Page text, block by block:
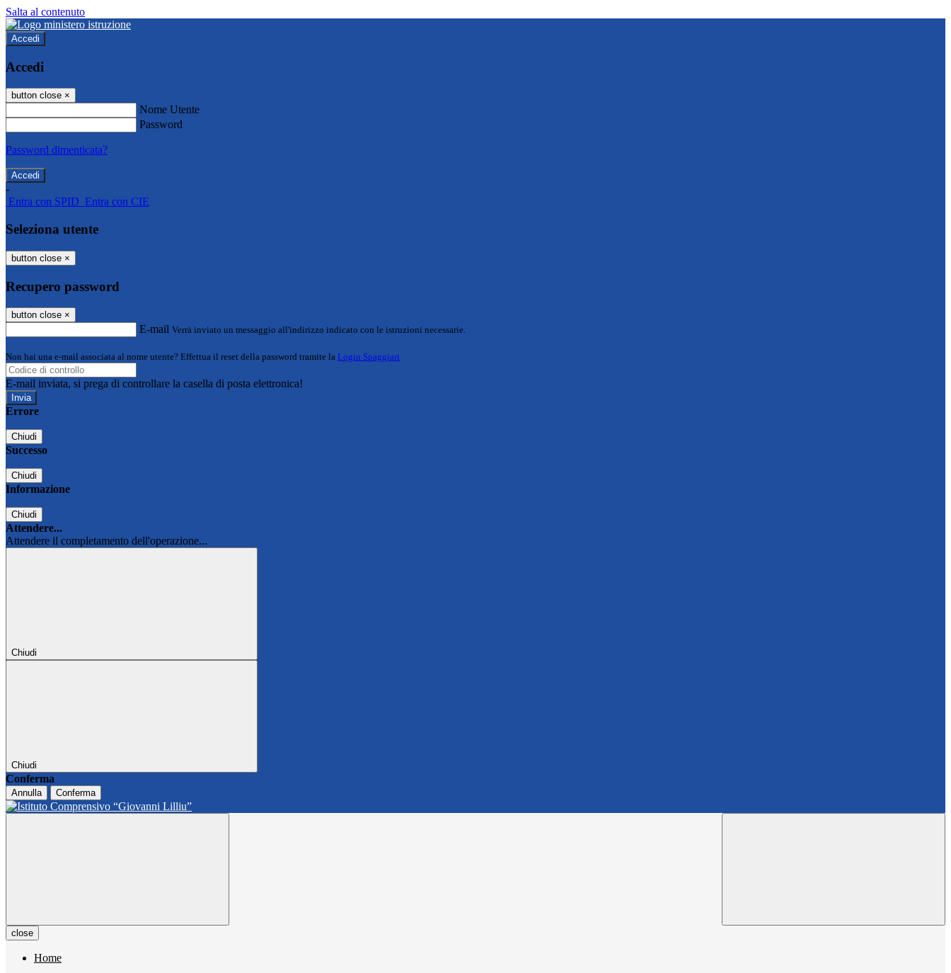
Salta al contenuto
Accedi
Accedi
button close ×
Nome Utente
Password
Password dimenticata?
-
Entra con SPID Entra con CIE
Seleziona utente
button close ×
Recupero password
button close ×
E-mail Verrà inviato un messaggio all'indirizzo indicato con le istruzioni necessarie.
Non hai una e-mail associata al nome utente? Effettua il reset della password tramite la Login Spaggiari
E-mail inviata, si prega di controllare la casella di posta elettronica!
Errore
Chiudi
Successo
Chiudi
Informazione
Chiudi
Attendere...
Attendere il completamento dell'operazione...
Chiudi
Chiudi
Conferma
Annulla Conferma
close
Home